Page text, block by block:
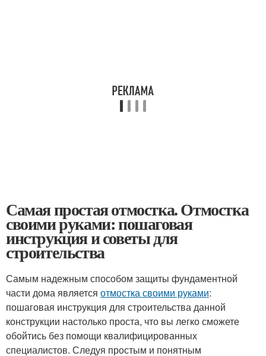
Самая простая отмостка. Отмостка
своими руками: пошаговая
инструкция и советы для
строительства
Самым надежным способом защиты фундаментной
части дома является отмостка своими руками:
пошаговая инструкция для строительства данной
конструкции настолько проста, что вы легко сможете
обойтись без помощи квалифицированных
специалистов. Следуя простым и понятным